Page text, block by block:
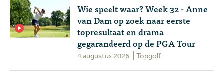
Wie speelt waar? Week 32 - Anne
van Dam op zoek naar eerste
topresultaat en drama
gegarandeerd op de PGA Tour
4 augustus 2026 Topgolf